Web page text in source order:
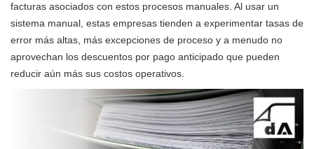
facturas asociados con estos procesos manuales. Al usar un
sistema manual, estas empresas tienden a experimentar tasas de
error más altas, más excepciones de proceso y a menudo no
aprovechan los descuentos por pago anticipado que pueden
reducir aún más sus costos operativos.